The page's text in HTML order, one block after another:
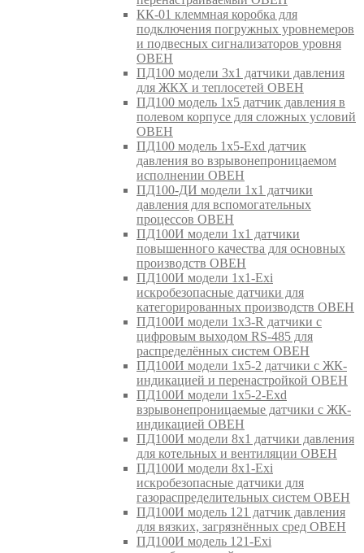
КК-01 клеммная коробка для
подключения погружных уровнемеров
и подвесных сигнализаторов уровня
ОВЕН
ПД100 модели 3х1 датчики давления
для ЖКХ и теплосетей ОВЕН
ПД100 модель 1х5 датчик давления в
полевом корпусе для сложных условий
ОВЕН
ПД100 модель 1х5-Exd датчик
давления во взрывонепроницаемом
исполнении ОВЕН
ПД100-ДИ модели 1х1 датчики
давления для вспомогательных
процессов ОВЕН
ПД100И модели 1х1 датчики
повышенного качества для основных
производств ОВЕН
ПД100И модели 1х1-Exi
искробезопасные датчики для
категорированных производств ОВЕН
ПД100И модели 1х3-R датчики с
цифровым выходом RS-485 для
распределённых систем ОВЕН
ПД100И модели 1х5-2 датчики с ЖК-
индикацией и перенастройкой ОВЕН
ПД100И модели 1х5-2-Exd
взрывонепроницаемые датчики с ЖК-
индикацией ОВЕН
ПД100И модели 8х1 датчики давления
для котельных и вентиляции ОВЕН
ПД100И модели 8х1-Exi
искробезопасные датчики для
газораспределительных систем ОВЕН
ПД100И модель 121 датчик давления
для вязких, загрязнённых сред ОВЕН
ПД100И модель 121-Exi